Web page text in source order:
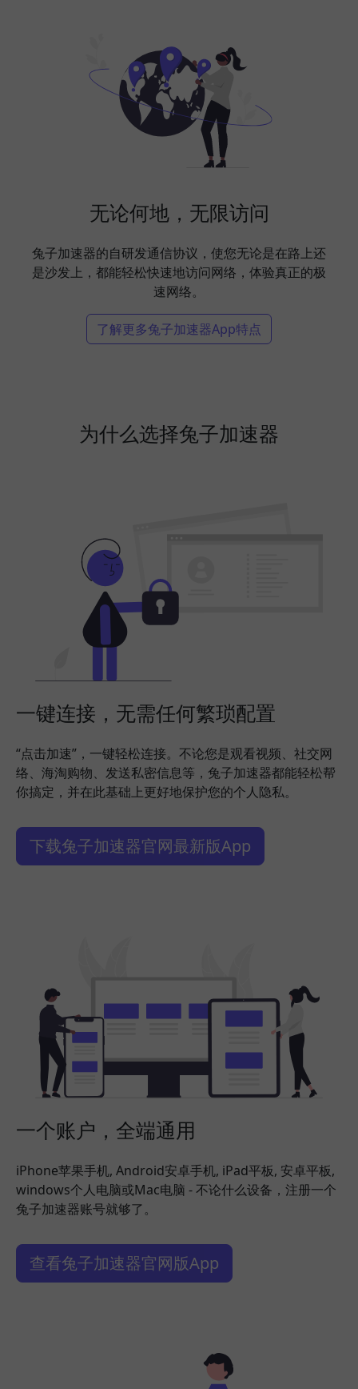
无论何地，无限访问
兔子加速器的自研发通信协议，使您无论是在路上还
是沙发上，都能轻松快速地访问网络，体验真正的极
速网络。
了解更多兔子加速器App特点
为什么选择兔子加速器
一键连接，无需任何繁琐配置
“点击加速”，一键轻松连接。不论您是观看视频、社交网
络、海淘购物、发送私密信息等，兔子加速器都能轻松帮
你搞定，并在此基础上更好地保护您的个人隐私。
下载兔子加速器官网最新版App
一个账户，全端通用
iPhone苹果手机, Android安卓手机, iPad平板, 安卓平板,
windows个人电脑或Mac电脑 - 不论什么设备，注册一个
兔子加速器账号就够了。
查看兔子加速器官网版App